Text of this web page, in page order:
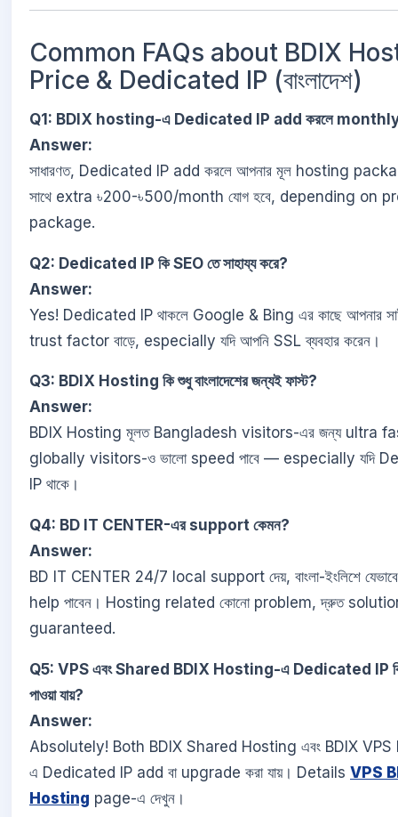
Common FAQs about BDIX
Price & Dedicated IP (বাংলাদেশ)
Q1: BDIX hosting-এ Dedicated IP add করলে monthly
Answer:
সাধারণত, Dedicated IP add করলে আপনার মূল hosting
সাথে extra ৳200-৳500/month যোগ হবে, depending on
package.
Q2: Dedicated IP কি SEO তে সাহায্য করে?
Answer:
Yes! Dedicated IP থাকলে Google & Bing এর কাছে আপনার
trust factor বাড়ে, especially যদি আপনি SSL ব্যবহার করেন।
Q3: BDIX Hosting কি শুধু বাংলাদেশের জন্যই ফাস্ট?
Answer:
BDIX Hosting মূলত Bangladesh visitors-এর জন্য ultra
globally visitors-ও ভালো speed পাবে — especially যদি
IP থাকে।
Q4: BD IT CENTER-এর support কেমন?
Answer:
BD IT CENTER 24/7 local support দেয়, বাংলা-ইংলিশে যেভাবে
help পাবেন। Hosting related কোনো problem, দ্রুত
guaranteed.
Q5: VPS এবং Shared BDIX Hosting-এ Dedicated IP কি
পাওয়া যায়?
Answer:
Absolutely! Both BDIX Shared Hosting এবং BDIX
এ Dedicated IP add বা upgrade করা যায়। Details VPS
Hosting page-এ দেখুন।